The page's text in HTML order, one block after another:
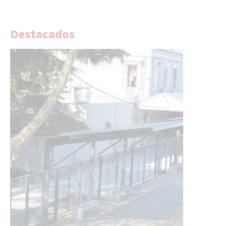
Destacados